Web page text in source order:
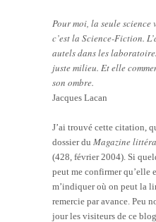
Pour moi, la seule science
c’est la Science-Fiction.
autels dans les
juste milieu. Et elle
son ombre.
Jacques Lacan
J’ai trouvé cette citation,
dossier du Magazine
(428, février 2004). Si
peut me confirmer qu’elle
m’indiquer où on peut la
remercie par avance. Peu
jour les visiteurs de ce